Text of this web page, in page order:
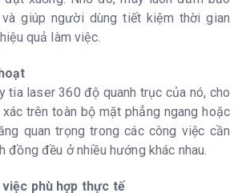
giúp người dùng tiết kiệm thời gian
quả làm việc.
tia laser 360 độ quanh trục của nó, cho
trên toàn bộ mặt phẳng ngang hoặc
quan trọng trong các công việc cần
đồng đều ở nhiều hướng khác nhau.
phù hợp thực tế